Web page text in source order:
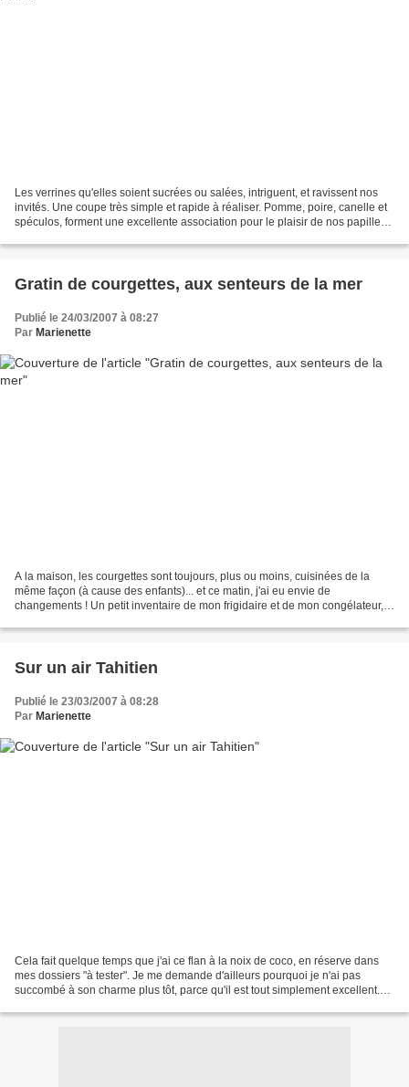
Les verrines qu'elles soient sucrées ou salées, intriguent, et ravissent nos
invités. Une coupe très simple et rapide à réaliser. Pomme, poire, canelle et
spéculos, forment une excellente association pour le plaisir de nos papilles.
Gratin de courgettes, aux senteurs de la mer
Publié le 24/03/2007 à 08:27
Par Marienette
A la maison, les courgettes sont toujours, plus ou moins, cuisinées de la
même façon (à cause des enfants)... et ce matin, j'ai eu envie de
changements ! Un petit inventaire de mon frigidaire et de mon congélateur,
Sur un air Tahitien
Publié le 23/03/2007 à 08:28
Par Marienette
Cela fait quelque temps que j'ai ce flan à la noix de coco, en réserve dans
mes dossiers "à tester". Je me demande d'ailleurs pourquoi je n'ai pas
succombé à son charme plus tôt, parce qu'il est tout simplement excellent.